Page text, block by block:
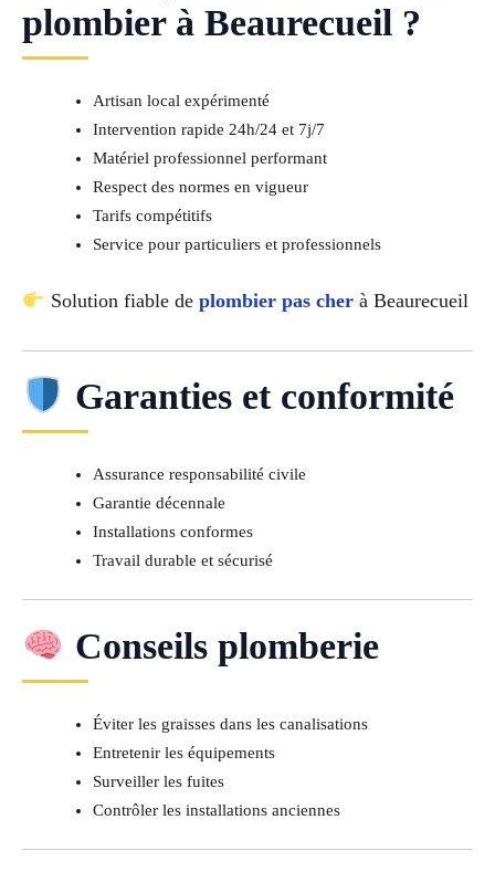
plombier à Beaurecueil ?
Artisan local expérimenté
Intervention rapide 24h/24 et 7j/7
Matériel professionnel performant
Respect des normes en vigueur
Tarifs compétitifs
Service pour particuliers et professionnels
Solution fiable de plombier pas cherà Beaurecueil
Garanties et conformité
Assurance responsabilité civile
Garantie décennale
Installations conformes
Travail durable et sécurisé
Conseils plomberie
Éviter les graisses dans les canalisations
Entretenir les équipements
Surveiller les fuites
Contrôler les installations anciennes